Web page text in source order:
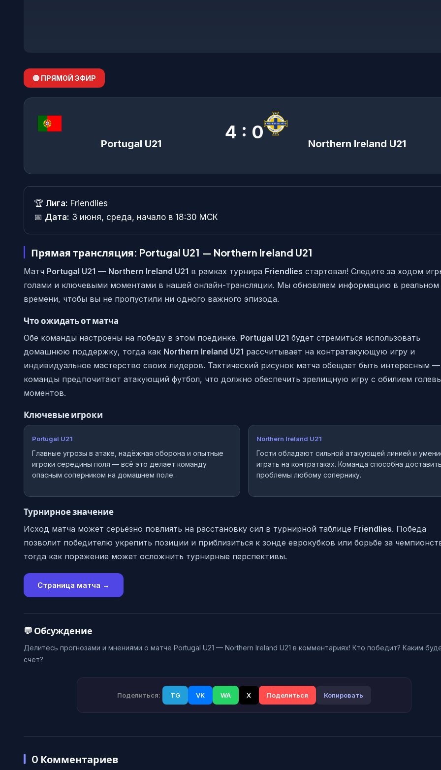
🔴 ПРЯМОЙ ЭФИР
Portugal U21
4 : 0
Northern Ireland U21
🏆 Лига: Friendlies
📅 Дата: 3 июня, среда, начало в 18:30 МСК
Прямая трансляция: Portugal U21 — Northern Ireland U21
Матч Portugal U21 — Northern Ireland U21 в рамках турнира Friendlies стартовал! Следите за ходом
голами и ключевыми моментами в нашей онлайн-трансляции. Мы обновляем информацию в реальном
времени, чтобы вы не пропустили ни одного важного эпизода.
Что ожидать от матча
Обе команды настроены на победу в этом поединке. Portugal U21 будет стремиться использовать
домашнюю поддержку, тогда как Northern Ireland U21 рассчитывает на контратакующую игру и
индивидуальное мастерство своих лидеров. Тактический рисунок матча обещает быть интересным
команды предпочитают атакующий футбол, что должно обеспечить зрелищную игру с обилием
моментов.
Ключевые игроки
Portugal U21
Главные угрозы в атаке, надёжная оборона и опытные
игроки середины поля — всё это делает команду
опасным соперником на домашнем поле.
Northern Ireland U21
Гости обладают сильной атакующей линией и
играть на контратаках. Команда способна
проблемы любому сопернику.
Турнирное значение
Исход матча может серьёзно повлиять на расстановку сил в турнирной таблице Friendlies. Победа
позволит победителю укрепить позиции и приблизиться к зонде еврокубков или борьбе за
тогда как поражение может осложнить турнирные перспективы.
Страница матча →
💬 Обсуждение
Делитесь прогнозами и мнениями о матче Portugal U21 — Northern Ireland U21 в комментариях! Кто победит? Каким
счёт?
Поделиться: TG VK WA X Поделиться Копировать
0 Комментариев